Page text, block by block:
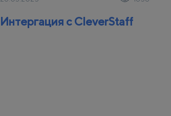
Интергация с CleverStaff